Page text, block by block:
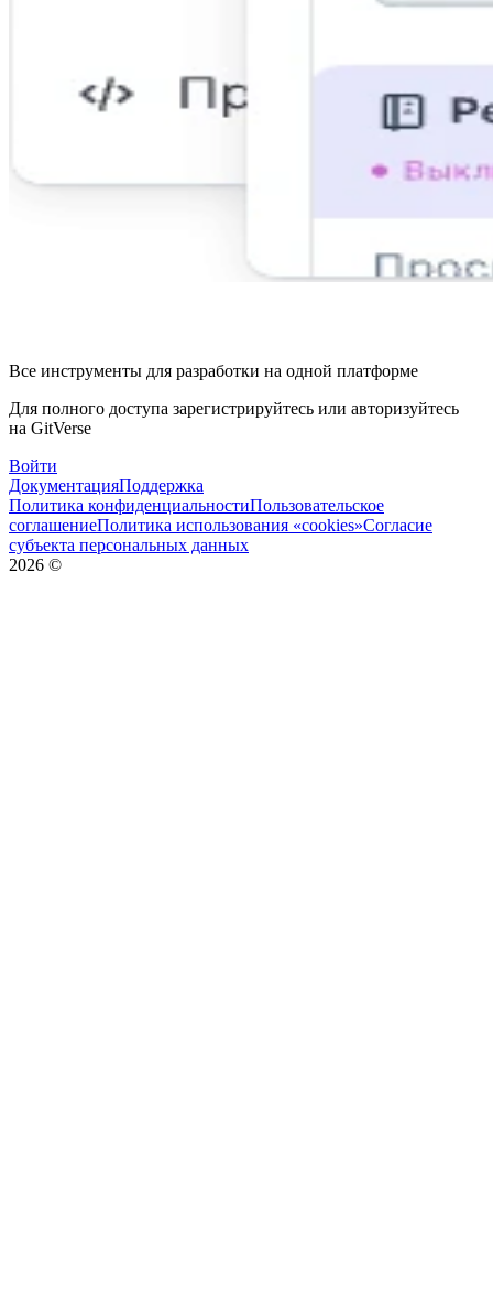
Все инструменты для разработки на одной платформе
Для полного доступа зарегистрируйтесь или авторизуйтесь
на GitVerse
Войти
ДокументацияПоддержка
Политика конфиденциальностиПользовательское
соглашениеПолитика использования «cookies»Согласие
субъекта персональных данных
2026 ©